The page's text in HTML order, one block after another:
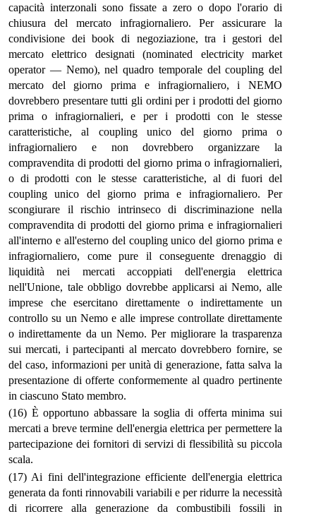
capacità interzonali sono fissate a zero o dopo l'orario di
chiusura del mercato infragiornaliero. Per assicurare la
condivisione dei book di negoziazione, tra i gestori del
mercato elettrico designati (nominated electricity market
operator — Nemo), nel quadro temporale del coupling del
mercato del giorno prima e infragiornaliero, i NEMO
dovrebbero presentare tutti gli ordini per i prodotti del giorno
prima o infragiornalieri, e per i prodotti con le stesse
caratteristiche, al coupling unico del giorno prima o
infragiornaliero e non dovrebbero organizzare la
compravendita di prodotti del giorno prima o infragiornalieri,
o di prodotti con le stesse caratteristiche, al di fuori del
coupling unico del giorno prima e infragiornaliero. Per
scongiurare il rischio intrinseco di discriminazione nella
compravendita di prodotti del giorno prima e infragiornalieri
all'interno e all'esterno del coupling unico del giorno prima e
infragiornaliero, come pure il conseguente drenaggio di
liquidità nei mercati accoppiati dell'energia elettrica
nell'Unione, tale obbligo dovrebbe applicarsi ai Nemo, alle
imprese che esercitano direttamente o indirettamente un
controllo su un Nemo e alle imprese controllate direttamente
o indirettamente da un Nemo. Per migliorare la trasparenza
sui mercati, i partecipanti al mercato dovrebbero fornire, se
del caso, informazioni per unità di generazione, fatta salva la
presentazione di offerte conformemente al quadro pertinente
in ciascuno Stato membro.
(16) È opportuno abbassare la soglia di offerta minima sui
mercati a breve termine dell'energia elettrica per permettere la
partecipazione dei fornitori di servizi di flessibilità su piccola
scala.
(17) Ai fini dell'integrazione efficiente dell'energia elettrica
generata da fonti rinnovabili variabili e per ridurre la necessità
di ricorrere alla generazione da combustibili fossili in